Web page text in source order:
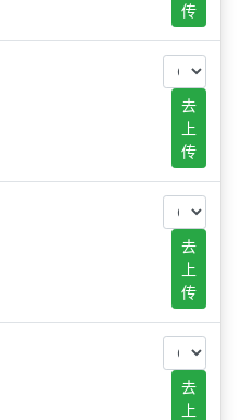
传
去
上
传
去
上
传
去
上